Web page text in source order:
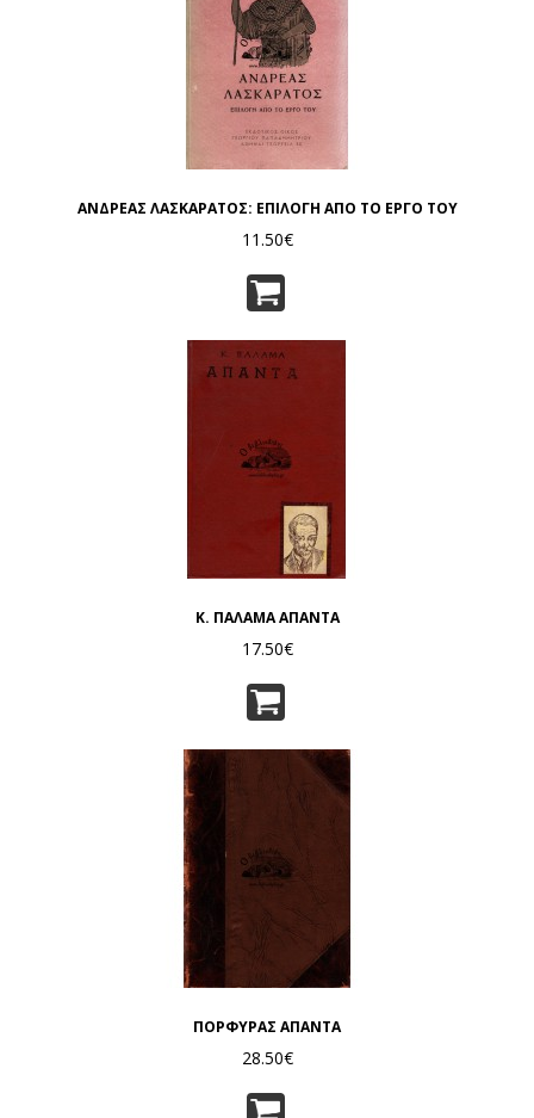
ΑΝΔΡΕΑΣ ΛΑΣΚΑΡΑΤΟΣ: ΕΠΙΛΟΓΗ ΑΠΟ ΤΟ ΕΡΓΟ ΤΟΥ
11.50€
Κ. ΠΑΛΑΜΑ ΑΠΑΝΤΑ
17.50€
ΠΟΡΦΥΡΑΣ ΑΠΑΝΤΑ
28.50€